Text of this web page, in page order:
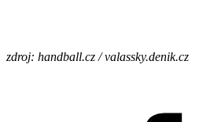
zdroj: handball.cz / valassky.denik.cz